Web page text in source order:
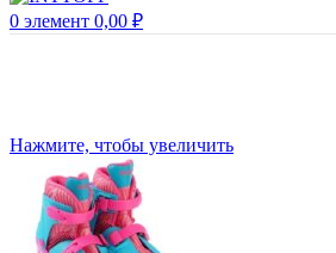
0 элемент 0,00 ₽
Нажмите, чтобы увеличить